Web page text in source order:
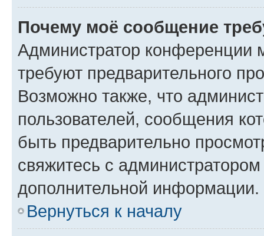
Почему моё сообщение
Администратор конференции
требуют предварительного
Возможно также, что
пользователей, сообщения
быть предварительно
свяжитесь с
дополнительной информации.
Вернуться к началу